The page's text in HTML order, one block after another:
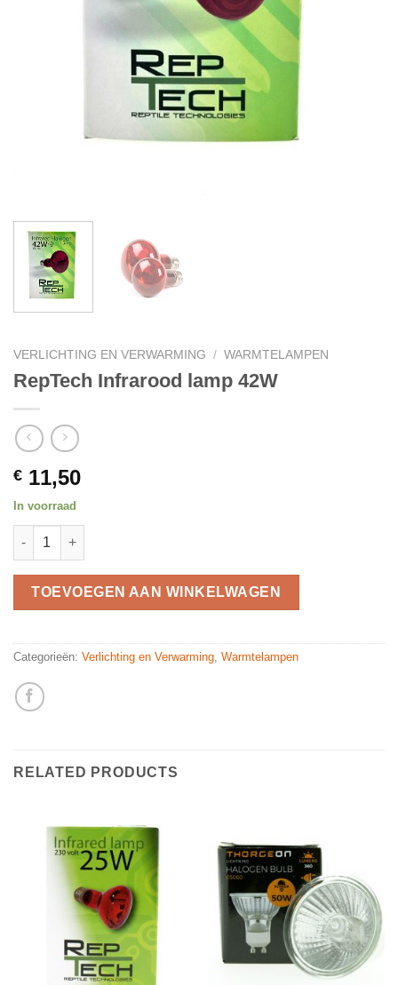
VERLICHTING EN VERWARMING / WARMTELAMPEN
RepTech Infrarood lamp 42W
€ 11,50
In voorraad
RepTech Infrarood lamp 42W quantity
TOEVOEGEN AAN WINKELWAGEN
Categorieën: Verlichting en Verwarming Warmtelampen
RELATED PRODUCTS